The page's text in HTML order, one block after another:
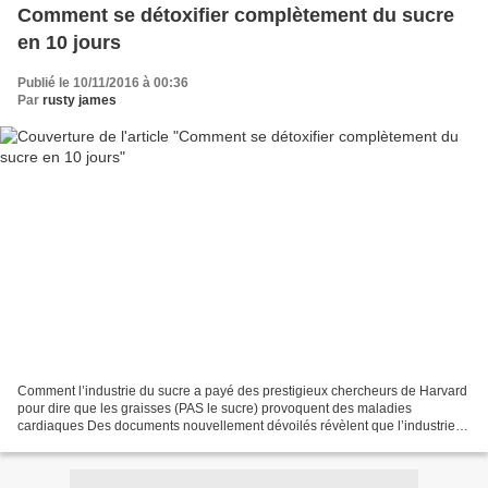
Comment se détoxifier complètement du sucre
en 10 jours
Publié le 10/11/2016 à 00:36
Par rusty james
Comment l’industrie du sucre a payé des prestigieux chercheurs de Harvard
pour dire que les graisses (PAS le sucre) provoquent des maladies
cardiaques Des documents nouvellement dévoilés révèlent que l’industrie